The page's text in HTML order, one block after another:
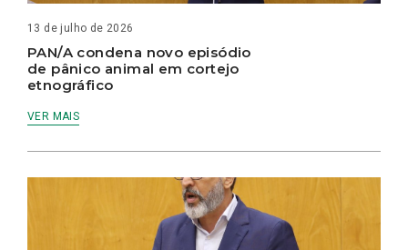
13 de julho de 2026
PAN/A condena novo episódio
de pânico animal em cortejo
etnográfico
VER MAIS